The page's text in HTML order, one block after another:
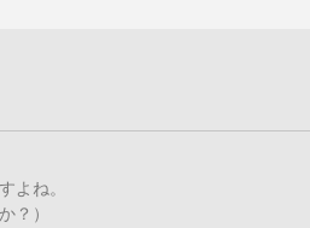
よね。
？）